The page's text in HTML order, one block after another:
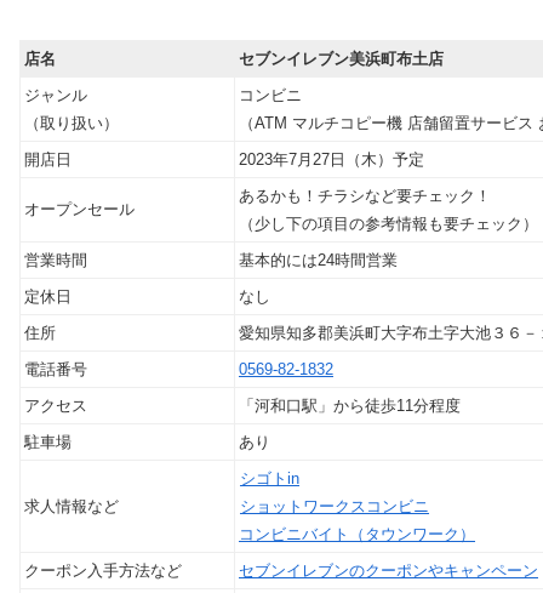
店名
セブンイレブン美浜町布土店
ジャンル
（取り扱い）
コンビニ
（ATM マルチコピー機 店舗留置サービ
開店日
2023年7月27日（木）予定
オープンセール
あるかも！チラシなど要チェック！
（少し下の項目の参考情報も要チェック）
営業時間
基本的には24時間営業
定休日
なし
住所
愛知県知多郡美浜町大字布土字大池３６－
電話番号
0569-82-1832
アクセス
「河和口駅」から徒歩11分程度
駐車場
あり
求人情報など
シゴトin
ショットワークスコンビニ
コンビニバイト（タウンワーク）
クーポン入手方法など
セブンイレブンのクーポンやキャンペーン